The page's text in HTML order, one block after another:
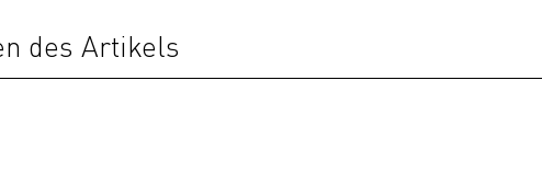
des Artikels